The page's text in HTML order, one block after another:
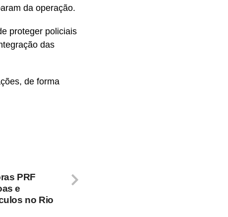
da operação.
proteger policiais
das
de forma
PRF
e
no Rio